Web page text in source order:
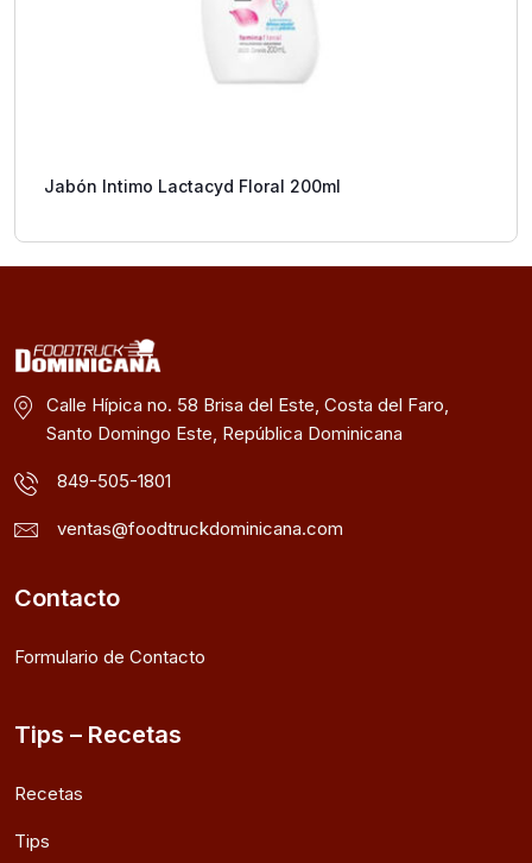
Jabón Intimo Lactacyd Floral 200ml
Calle Hípica no. 58 Brisa del Este, Costa del Faro,
Santo Domingo Este, República Dominicana
849-505-1801
ventas@foodtruckdominicana.com
Contacto
Formulario de Contacto
Tips – Recetas
Recetas
Tips